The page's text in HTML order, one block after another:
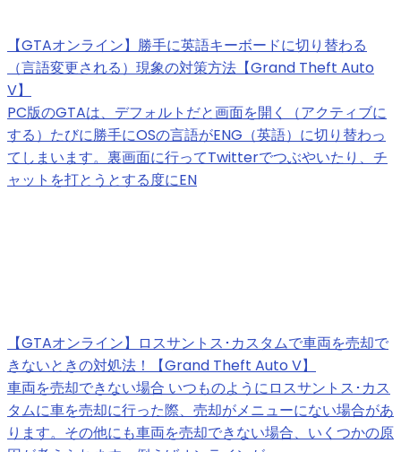
【GTAオンライン】勝手に英語キーボードに切り替わる
（言語変更される）現象の対策方法【Grand Theft Auto
V】
PC版のGTAは、デフォルトだと画面を開く（アクティブに
する）たびに勝手にOSの言語がENG（英語）に切り替わっ
てしまいます。裏画面に行ってTwitterでつぶやいたり、チ
ャットを打とうとする度にEN
【GTAオンライン】ロスサントス･カスタムで車両を売却で
きないときの対処法！【Grand Theft Auto V】
車両を売却できない場合 いつものようにロスサントス･カス
タムに車を売却に行った際、売却がメニューにない場合があ
ります。その他にも車両を売却できない場合、いくつかの原